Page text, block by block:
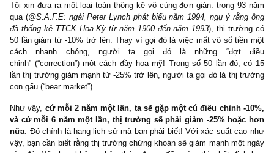
@Ngài Peter Lynch: “Tôi tin rằng bất cứ nhà đầu tư nào trong
cũng nên học về lịch sử (history) bởi vì đây là một nhân tố vô
quan trọng. Lịch sử là như thế nào? Lịch sử cho ta biết rằng
trường giảm, nó sẽ giảm rất nhiều!
Tôi xin đưa ra một loại toán thông kê vô cùng đơn giản: trong
qua (@S.A.F.E: ngài Peter Lynch phát biểu năm 1994, ngụ ý
đã thống kê TTCK Hoa Kỳ từ năm 1900 đến năm 1993
50 lần giảm từ -10% trở lên. Thay vì gọi đó là việc mất vô số
cách nhanh chóng, người ta gọi đó là những “đợt
chỉnh” (“correction”) một cách đầy hoa mỹ! Trong số 50 lần đó,
lần thị trường giảm mạnh từ -25% trở lên, người ta gọi đó là thị